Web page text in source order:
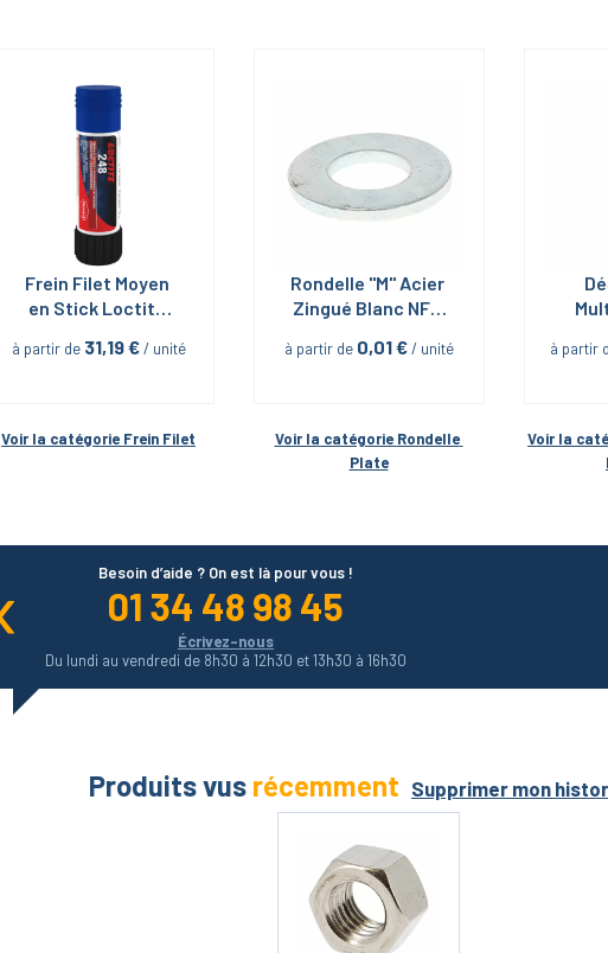
Frein Filet Moyen
en Stick Loctite
à partir de 31,19 € / unité
Voir la catégorie Frein Filet
Rondelle "M" Acier
Zingué Blanc NFE
à partir de 0,01 € / unité
Voir la catégorie Rondelle
Plate
en
à partir
Voir la
Besoin d’aide ? On est là pour vous !
01 34 48 98 45
Écrivez-nous
Du lundi au vendredi de 8h30 à 12h30 et 13h30 à 16h30
Produits vus récemment Supprimer mon